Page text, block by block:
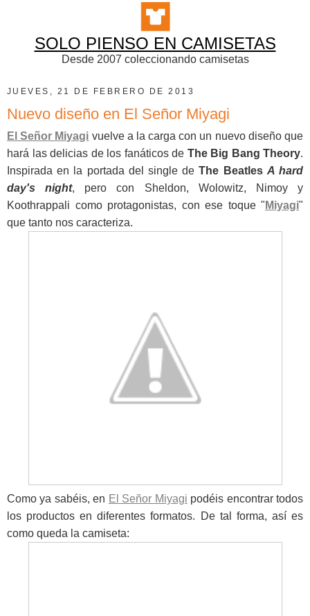
SOLO PIENSO EN CAMISETAS
Desde 2007 coleccionando camisetas
JUEVES, 21 DE FEBRERO DE 2013
Nuevo diseño en El Señor Miyagi
El Señor Miyagi vuelve a la carga con un nuevo diseño que
hará las delicias de los fanáticos de The Big Bang Theory.
Inspirada en la portada del single deThe Beatles A hard
day's night, pero con Sheldon, Wolowitz, Nimoy y
Koothrappali como protagonistas, con ese toque " Miyagi"
que tanto nos caracteriza.
Como ya sabéis, en El Señor Miyagi podéis encontrar todos
los productos en diferentes formatos. De tal forma, así es
como queda la camiseta: